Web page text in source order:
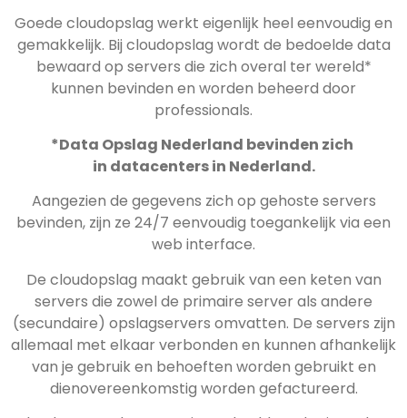
Goede cloudopslag werkt eigenlijk heel eenvoudig en
gemakkelijk. Bij cloudopslag wordt de bedoelde data
bewaard op servers die zich overal ter wereld*
kunnen bevinden en worden beheerd door
professionals.
*Data Opslag Nederland bevinden zich
in datacenters in Nederland.
Aangezien de gegevens zich op gehoste servers
bevinden, zijn ze 24/7 eenvoudig toegankelijk via een
web interface.
De cloudopslag maakt gebruik van een keten van
servers die zowel de primaire server als andere
(secundaire) opslagservers omvatten. De servers zijn
allemaal met elkaar verbonden en kunnen afhankelijk
van je gebruik en behoeften worden gebruikt en
dienovereenkomstig worden gefactureerd.